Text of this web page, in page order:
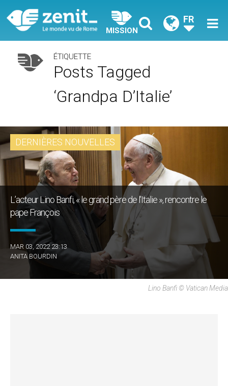
MISSION
FR
ÉTIQUETTE
Posts Tagged
‘Grandpa D’Italie’
DERNIÈRES NOUVELLES
L’acteur Lino Banfi, « le grand père de l’Italie », rencontre le
pape François
MAR 03, 2022 23:13
ANITA BOURDIN
Lino Banfi © Vatican Media